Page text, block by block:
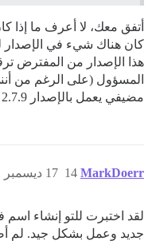
أتفق معك، لا أعرف ما إذا
كان هناك شيء في الإصدار
هذا الإصدار من المفترض
المسؤول (على الرغم من
مضيفي يعمل بالإصدار 2.7.9 بينما الإصدار الأخير هو 2.8.0.beta9
MarkDoerr 17 ديسمبر 2021، 8:19م 14
لقد اختبرت للتو إنشاء